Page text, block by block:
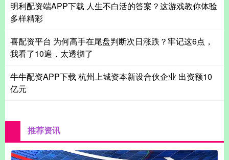
明利配资端APP下载 人生不白活的答案？这游戏教你体验
多样精彩
喜配资平台 为何高手在尾盘判断次日涨跌？牢记这6点，
我看了10遍，太透彻了
牛牛配资APP下载 杭州上城资本新设合伙企业 出资额10
亿元
推荐资讯